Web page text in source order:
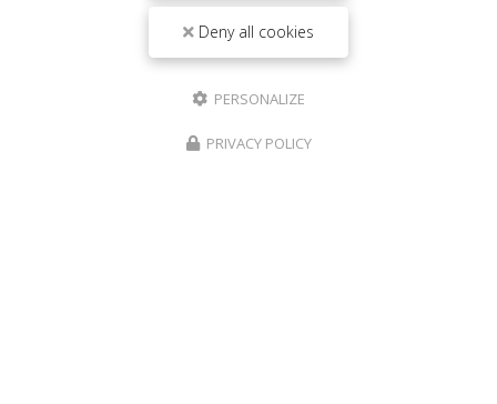
Deny all cookies
PERSONALIZE
PRIVACY POLICY